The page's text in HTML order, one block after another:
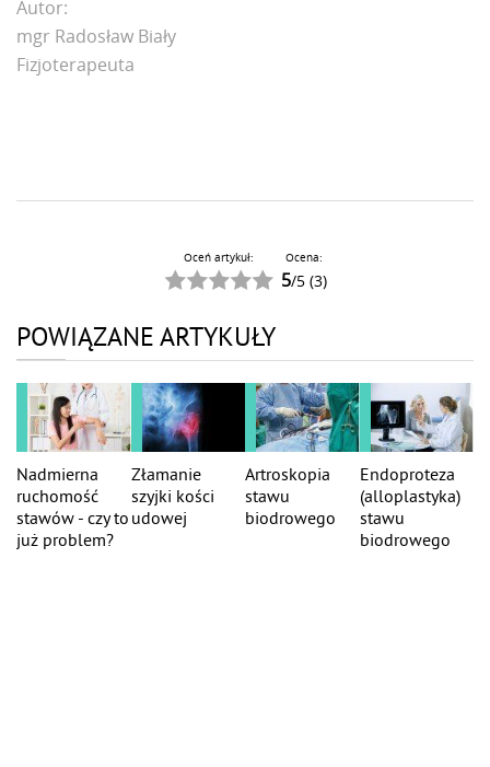
Autor:
mgr Radosław Biały
Fizjoterapeuta
Oceń artykuł: Ocena:
5/5(3)
POWIĄZANE ARTYKUŁY
Nadmierna
ruchomość
stawów - czy to
już problem?
Złamanie
szyjki kości
udowej
Artroskopia
stawu
biodrowego
Endoproteza
(alloplastyka)
stawu
biodrowego